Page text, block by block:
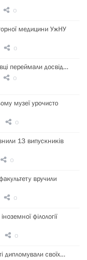
0
медицини УжНУ
0
переймали досвід…
0
музеї урочисто
0
13 випускників
0
вручили
0
філології
0
дипломували своїх…